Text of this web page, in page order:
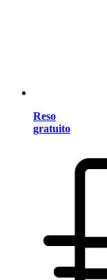
Reso
gratuito